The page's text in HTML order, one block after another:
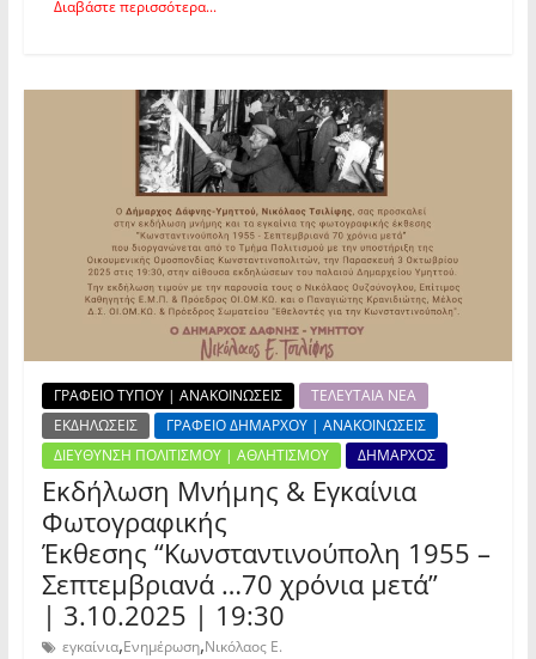
Διαβάστε περισσότερα...
ΓΡΑΦΕΙΟ ΤΥΠΟΥ | ΑΝΑΚΟΙΝΩΣΕΙΣ
ΤΕΛΕΥΤΑΙΑ ΝΕΑ
ΕΚΔΗΛΩΣΕΙΣ
ΓΡΑΦΕΙΟ ΔΗΜΑΡΧΟΥ | ΑΝΑΚΟΙΝΩΣΕΙΣ
ΔΙΕΥΘΥΝΣΗ ΠΟΛΙΤΙΣΜΟΥ | ΑΘΛΗΤΙΣΜΟΥ
ΔΗΜΑΡΧΟΣ
Εκδήλωση Μνήμης & Εγκαίνια
Φωτογραφικής
Έκθεσης “Κωνσταντινούπολη 1955 –
Σεπτεμβριανά …70 χρόνια μετά”
| 3.10.2025 | 19:30
εγκαίνια,Ενημέρωση,Νικόλαος Ε.